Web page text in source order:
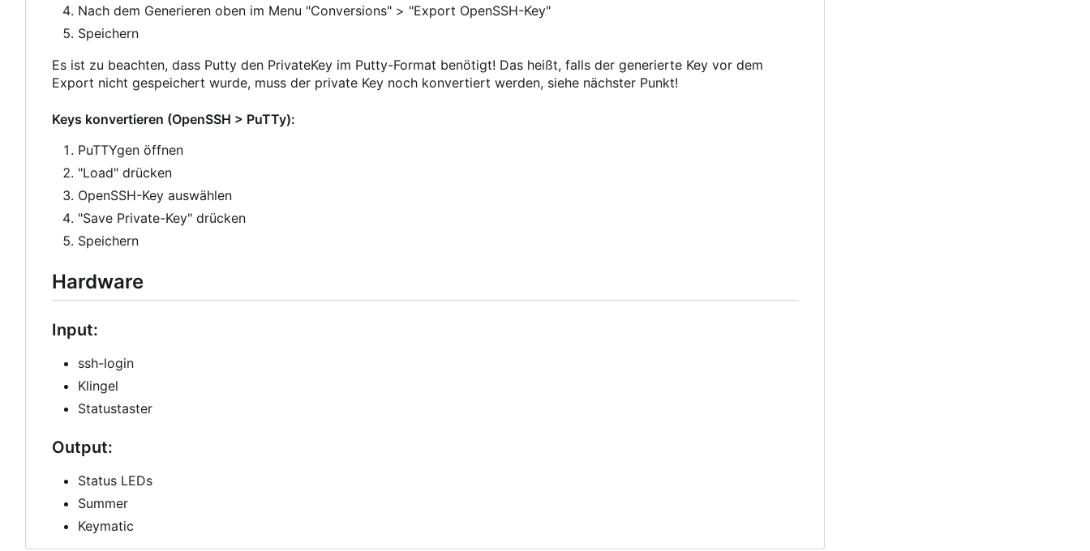
Nach dem Generieren oben im Menu "Conversions" > "Export OpenSSH-Key"
Speichern
Es ist zu beachten, dass Putty den PrivateKey im Putty-Format benötigt! Das heißt, falls der generierte Key vor dem
Export nicht gespeichert wurde, muss der private Key noch konvertiert werden, siehe nächster Punkt!
Keys konvertieren (OpenSSH > PuTTy):
PuTTYgen öffnen
"Load" drücken
OpenSSH-Key auswählen
"Save Private-Key" drücken
Speichern
Hardware
Input:
ssh-login
Klingel
Statustaster
Output:
Status LEDs
Summer
Keymatic